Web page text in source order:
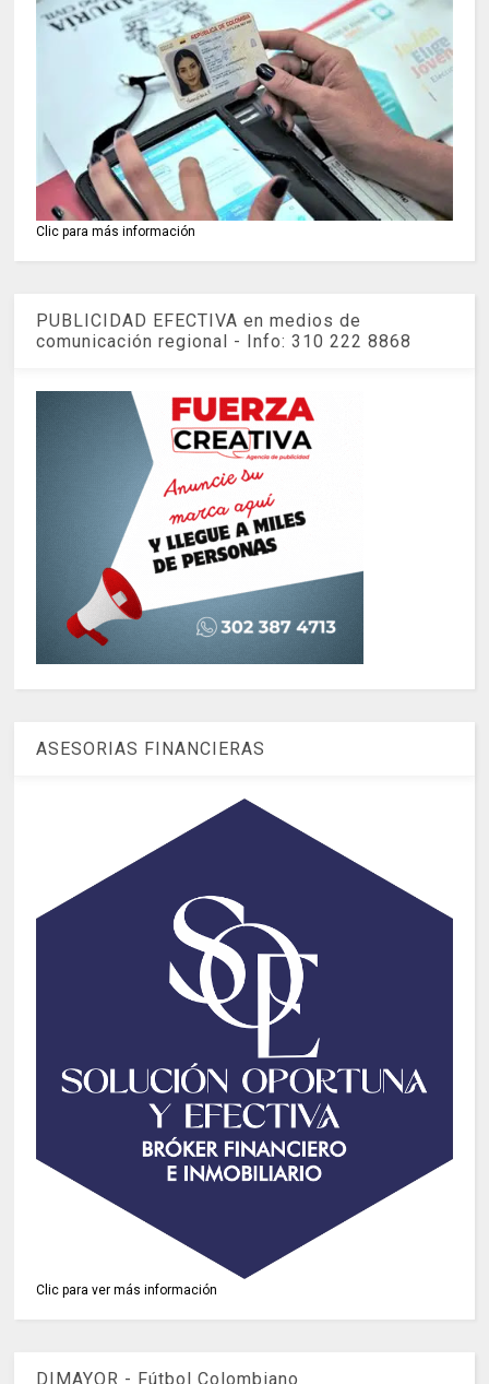
Clic para más información
PUBLICIDAD EFECTIVA en medios de
comunicación regional - Info: 310 222 8868
ASESORIAS FINANCIERAS
Clic para ver más información
DIMAYOR - Fútbol Colombiano